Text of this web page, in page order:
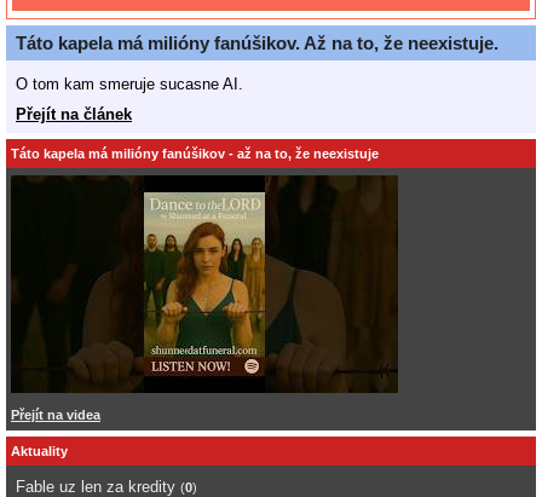
Táto kapela má milióny fanúšikov. Až na to, že neexistuje.
O tom kam smeruje sucasne AI.
Přejít na článek
Táto kapela má milióny fanúšikov - až na to, že neexistuje
Přejít na videa
Aktuality
Fable uz len za kredity (0)